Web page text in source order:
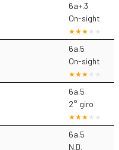
6a+.3
On-sight
6a.5
On-sight
6a.5
2° giro
6a.5
N.D.